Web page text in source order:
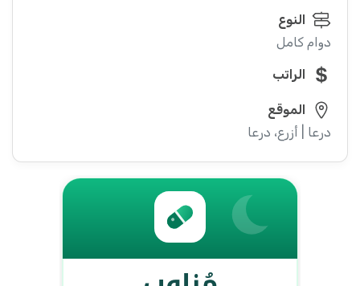
النوع
دوام كامل
الراتب
الموقع
درعا | أزرع، درعا